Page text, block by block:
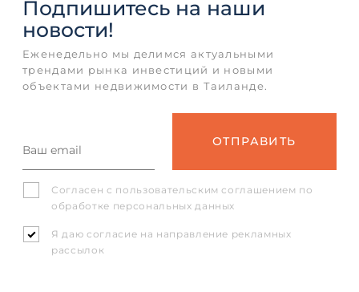
Подпишитесь на наши
новости!
Еженедельно мы делимся актуальными
трендами рынка инвестиций и новыми
объектами недвижимости в Таиланде.
Согласен с пользовательским соглашением по
обработке персональных данных
Я даю согласие на направление рекламных
рассылок